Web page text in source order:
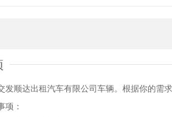
发顺达出租汽车有限公司车辆。根据你的需
项：